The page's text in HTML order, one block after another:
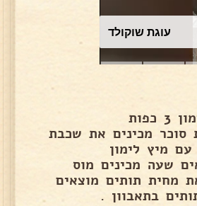
עוגת שוקולד
לשכבת קרם 200גרם תותים טריים או קפואים כף מיץ לימון 3 כפות
התותים 250 מל שמנת מתוקה 4 כפות סוכר מכינים את שכבת
מיץ לימון
שעה מכינים מוס
מחית תותים מוצאים
בתאבוון .